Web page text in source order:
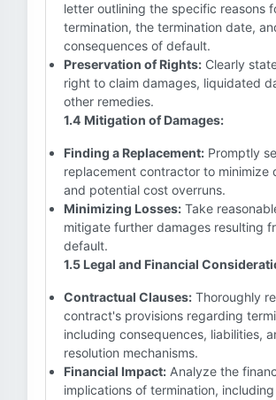
letter outlining the specific reasons
termination, the termination date,
consequences of default.
Preservation of Rights: Clearly
right to claim damages, liquidated
other remedies.
1.4 Mitigation of Damages:
Finding a Replacement: Promptly
replacement contractor to minimize
and potential cost overruns.
Minimizing Losses: Take
mitigate further damages resulting
default.
1.5 Legal and Financial
Contractual Clauses: Thoroughly
contract's provisions regarding
including consequences, liabilities,
resolution mechanisms.
Financial Impact: Analyze the
implications of termination,